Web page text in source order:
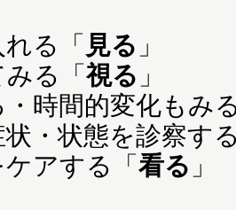
る「 見る 」
る「視る 」
時間的変化もみ
・状態を診察す
アする「看る 」